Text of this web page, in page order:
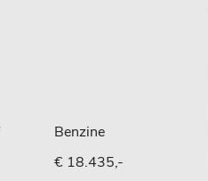
Benzine
€ 18.435,-